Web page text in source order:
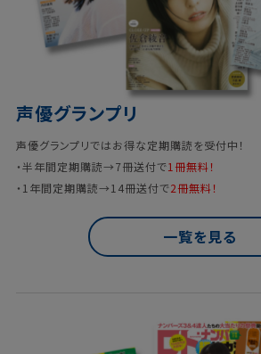
声優グランプリ
声優グランプリではお得な定期購読を受付中！
・半年間定期購読→7冊送付で1冊無料！
・1年間定期購読→14冊送付で2冊無料！
一覧を見る